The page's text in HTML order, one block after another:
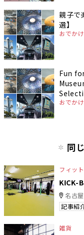
親子で
選】
おでかけ
Fun
おでかけ
同
フィッ
KICK-
名古
記事紹
雑貨